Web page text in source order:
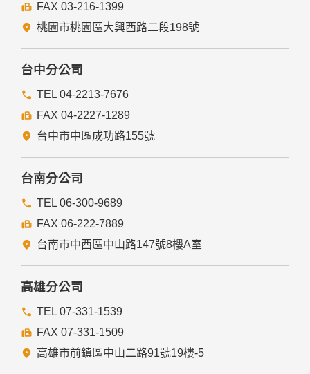
FAX 03-216-1399
桃園市桃園區大興西路二段198號
台中分公司
TEL 04-2213-7676
FAX 04-2227-1289
台中市中區成功路155號
台南分公司
TEL 06-300-9689
FAX 06-222-7889
台南市中西區中山路147號8樓A室
高雄分公司
TEL 07-331-1539
FAX 07-331-1509
高雄市前鎮區中山二路91號19樓-5